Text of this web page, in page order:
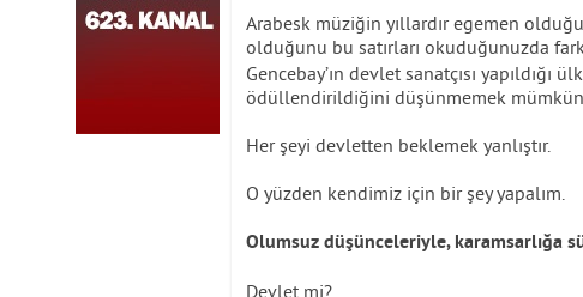
Arabesk müziğin yıllardır egemen
olduğunu bu satırları okuduğunuzda
Gencebay’ın devlet sanatçısı
ödüllendirildiğini düşünmemek
Her şeyi devletten beklemek yanlıştır.
O yüzden kendimiz için bir şey yapalım.
Olumsuz düşünceleriyle, karamsarlığa
Devlet mi?